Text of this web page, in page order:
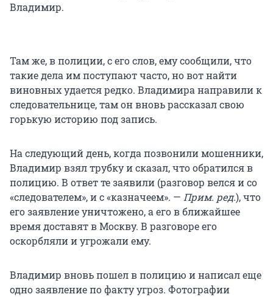
Владимир.
Там же, в полиции, с его слов, ему сообщили, что
такие дела им поступают часто, но вот найти
виновных удается редко. Владимира направили к
следовательнице, там он вновь рассказал свою
горькую историю под запись.
На следующий день, когда позвонили мошенники,
Владимир взял трубку и сказал, что обратился в
полицию. В ответ те заявили (разговор велся и со
«следователем», и с «казначеем». — Прим. ред.), что
его заявление уничтожено, а его в ближайшее
время доставят в Москву. В разговоре его
оскорбляли и угрожали ему.
Владимир вновь пошел в полицию и написал еще
одно заявление по факту угроз. Фотографии